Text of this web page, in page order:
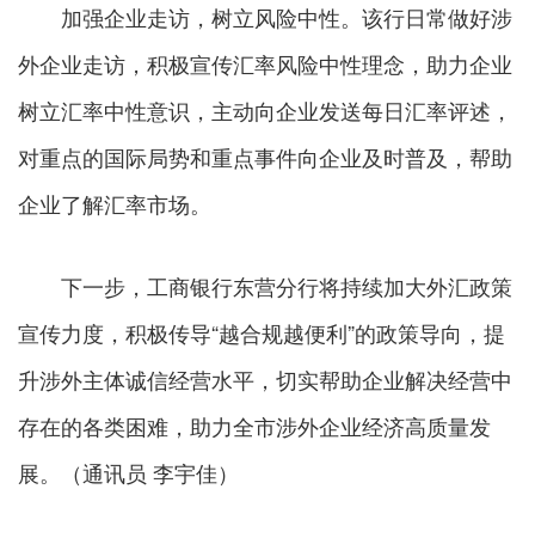
加强企业走访，树立风险中性。该行日常做好涉
外企业走访，积极宣传汇率风险中性理念，助力企业
树立汇率中性意识，主动向企业发送每日汇率评述，
对重点的国际局势和重点事件向企业及时普及，帮助
企业了解汇率市场。
下一步，工商银行东营分行将持续加大外汇政策
宣传力度，积极传导“越合规越便利”的政策导向，提
升涉外主体诚信经营水平，切实帮助企业解决经营中
存在的各类困难，助力全市涉外企业经济高质量发
展。（通讯员 李宇佳）